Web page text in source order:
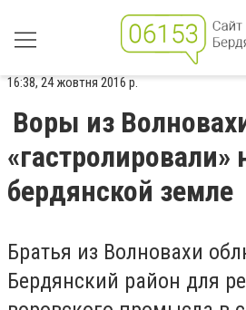
16:38, 24 жовтня 2016 р.
Воры из
«гастролировали»
бердянской земле
Братья из Волновахи
Бердянский район для